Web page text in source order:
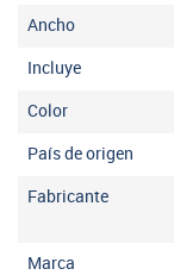
Ancho
Incluye
Color
País de origen
Fabricante
Marca